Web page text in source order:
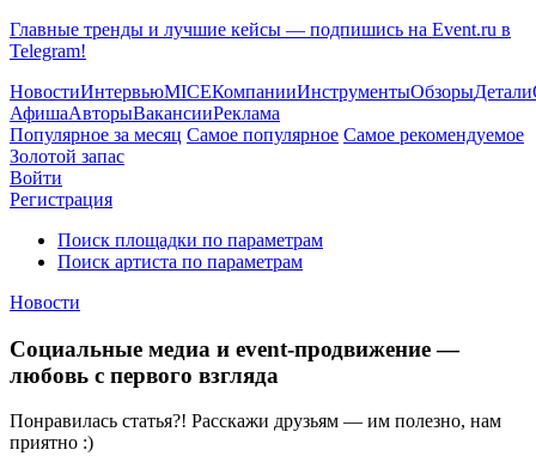
Главные тренды и лучшие кейсы — подпишись на Event.ru в
Telegram!
НовостиИнтервьюMICEКомпанииИнструментыОбзорыДетали
АфишаАвторыВакансииРеклама
Популярное за месяц Самое популярное Самое рекомендуемое
Золотой запас
Войти
Регистрация
Поиск площадки по параметрам
Поиск артиста по параметрам
Новости
Социальные медиа и event-продвижение —
любовь с первого взгляда
Понравилась статья?! Расскажи друзьям — им полезно, нам
приятно :)